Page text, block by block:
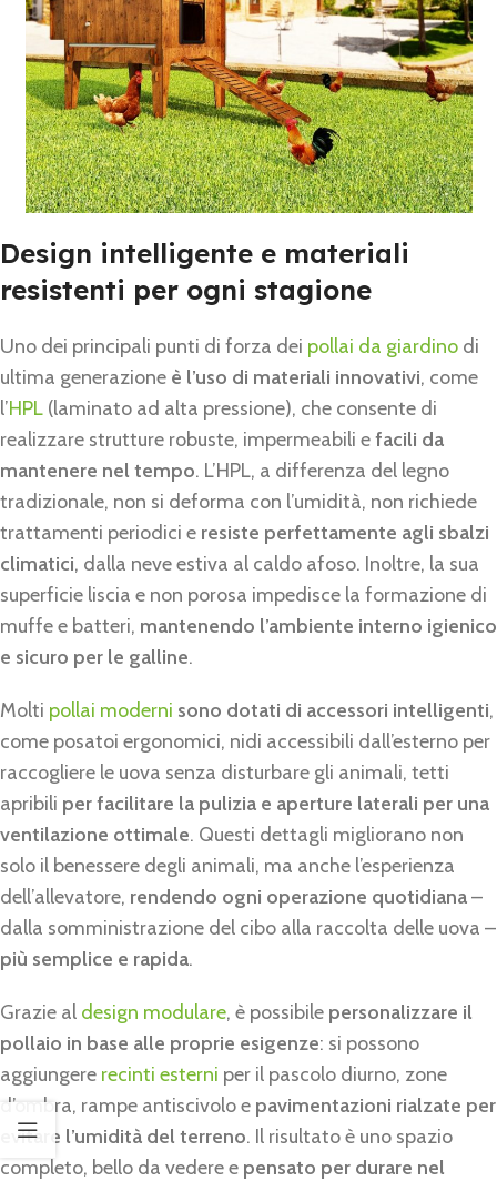
Design intelligente e materiali
resistenti per ogni stagione
Uno dei principali punti di forza dei pollai da giardino di
ultima generazione è l’uso di materiali innovativi, come
l’HPL (laminato ad alta pressione), che consente di
realizzare strutture robuste, impermeabili efacili da
mantenere nel tempo. L’HPL, a differenza del legno
tradizionale, non si deforma con l’umidità, non richiede
trattamenti periodici e resiste perfettamente agli sbalzi
climatici, dalla neve estiva al caldo afoso. Inoltre, la sua
superficie liscia e non porosa impedisce la formazione di
muffe e batteri, mantenendo l’ambiente interno igienico
e sicuro per le galline.
Molti pollai moderni sono dotati di accessori intelligenti,
come posatoi ergonomici, nidi accessibili dall’esterno per
raccogliere le uova senza disturbare gli animali, tetti
apribili per facilitare la pulizia e aperture laterali per una
ventilazione ottimale. Questi dettagli migliorano non
solo il benessere degli animali, ma anche l’esperienza
dell’allevatore, rendendo ogni operazione quotidiana–
dalla somministrazione del cibo alla raccolta delle uova –
più semplice e rapida.
Grazie al design modulare, è possibile personalizzare il
pollaio in base alle proprie esigenze: si possono
aggiungere recinti esterni per il pascolo diurno, zone
d’ombra, rampe antiscivolo e pavimentazioni rialzate per
evitare l’umidità del terreno. Il risultato è uno spazio
completo, bello da vedere e pensato per durare nel